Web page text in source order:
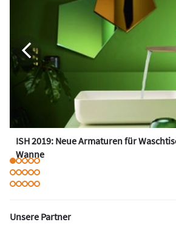
ISH 2019: Neue Armaturen für
Wanne
Unsere Partner